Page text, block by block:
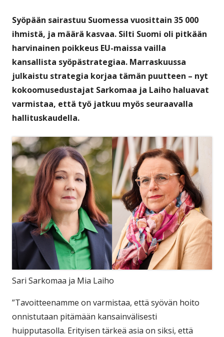
Syöpään sairastuu Suomessa vuosittain 35 000
ihmistä, ja määrä kasvaa. Silti Suomi oli pitkään
harvinainen poikkeus EU-maissa vailla
kansallista syöpästrategiaa. Marraskuussa
julkaistu strategia korjaa tämän puutteen – nyt
kokoomusedustajat Sarkomaa ja Laiho haluavat
varmistaa, että työ jatkuu myös seuraavalla
hallituskaudella.
Sari Sarkomaa ja Mia Laiho
”Tavoitteenamme on varmistaa, että syövän hoito
onnistutaan pitämään kansainvälisesti
huipputasolla. Erityisen tärkeä asia on siksi, että